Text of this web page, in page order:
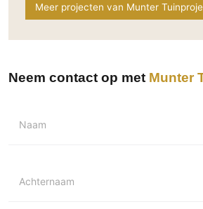
Meer projecten van Munter
Neem contact op met Munter
Naam
Achternaam